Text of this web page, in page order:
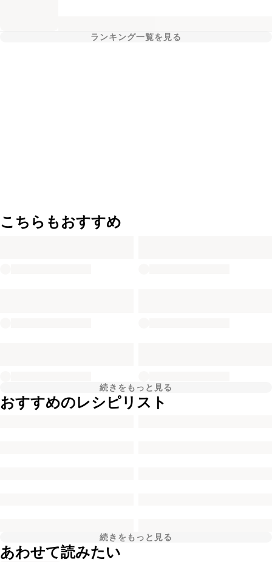
ランキング一覧を見る
こちらもおすすめ
続きをもっと見る
おすすめのレシピリスト
続きをもっと見る
あわせて読みたい